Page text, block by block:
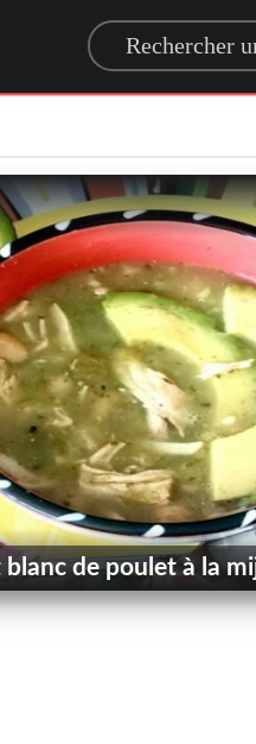
Search for a
de poulet à la